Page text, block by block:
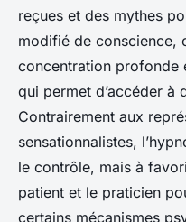
reçues et des mythes
modifié de conscience,
concentration profonde
qui permet d’accéder à
Contrairement aux
sensationnalistes,
le contrôle, mais à
patient et le praticien
certains mécanismes